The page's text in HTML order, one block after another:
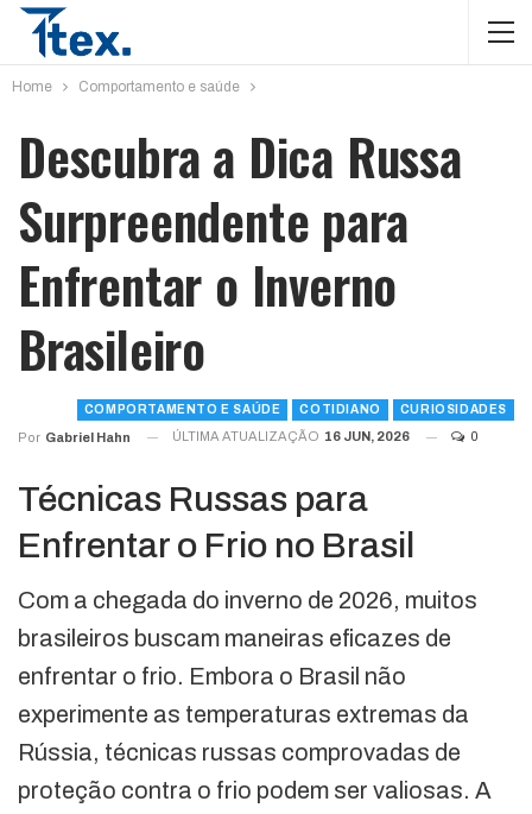
Home Comportamento e saúde
Descubra a Dica Russa
Surpreendente para
Enfrentar o Inverno
Brasileiro
COMPORTAMENTO E SAÚDE COTIDIANO CURIOSIDADES
Por Gabriel Hahn ÚLTIMA ATUALIZAÇÃO 16 JUN, 2026 0
Técnicas Russas para
Enfrentar o Frio no Brasil
Com a chegada do inverno de 2026, muitos
brasileiros buscam maneiras eficazes de
enfrentar o frio. Embora o Brasil não
experimente as temperaturas extremas da
Rússia, técnicas russas comprovadas de
proteção contra o frio podem ser valiosas. A